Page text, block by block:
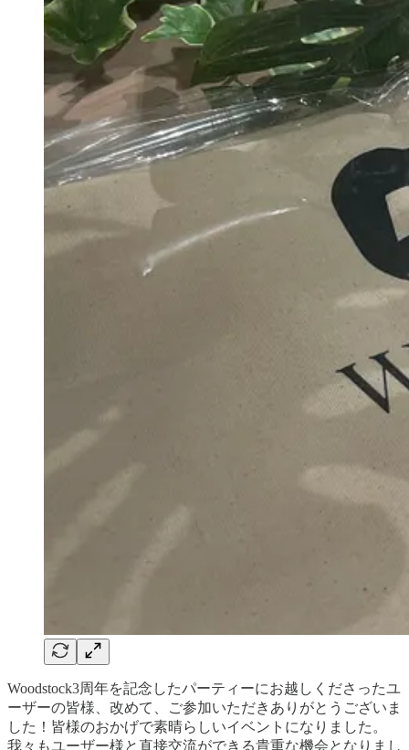
Woodstock3周年を記念したパーティーにお越しくださったユ
ーザーの皆様、改めて、ご参加いただきありがとうございま
した！皆様のおかげで素晴らしいイベントになりました。
我々もユーザー様と直接交流ができる貴重な機会となりまし